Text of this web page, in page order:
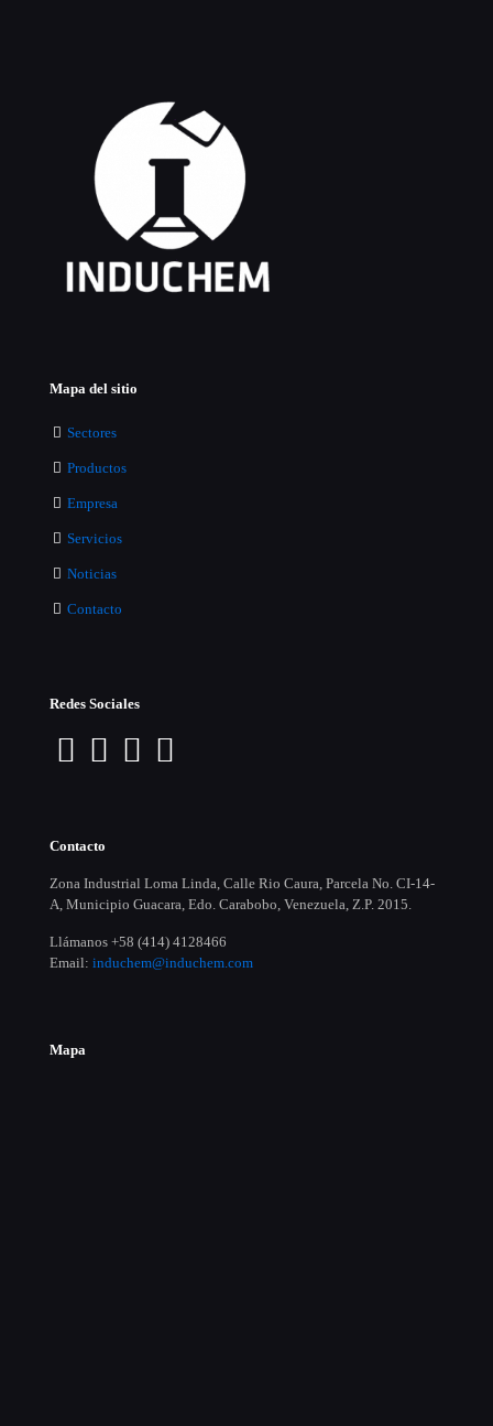
Mapa del sitio
Sectores
Productos
Empresa
Servicios
Noticias
Contacto
Redes Sociales
Contacto
Zona Industrial Loma Linda, Calle Rio Caura, Parcela No. CI-14-
A, Municipio Guacara, Edo. Carabobo, Venezuela, Z.P. 2015.
Llámanos +58 (414) 4128466
Email: induchem@induchem.com
Mapa